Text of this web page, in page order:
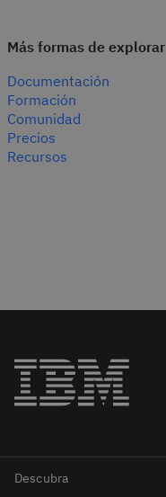
Más formas de explorar
Documentación
Formación
Comunidad
Precios
Recursos